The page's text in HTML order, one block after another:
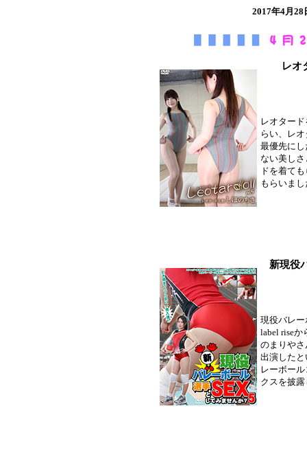
2017年4月
レオ
レオター
らい、レ
最優先に
ない美し
ドを着て
もらいま
新現役
現役バレー
label riseか
のまりや
出演した
レーボー
クスを披